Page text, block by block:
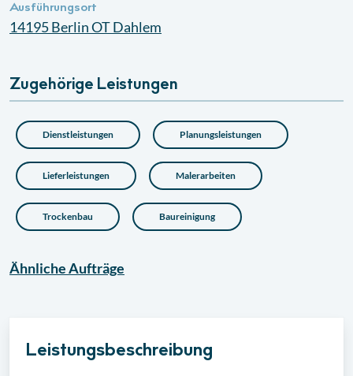
Ausführungsort
14195Berlin OT Dahlem
Zugehörige Leistungen
Dienstleistungen Planungsleistungen
Lieferleistungen Malerarbeiten
Trockenbau Baureinigung
ÄhnlicheAufträge
Leistungsbeschreibung